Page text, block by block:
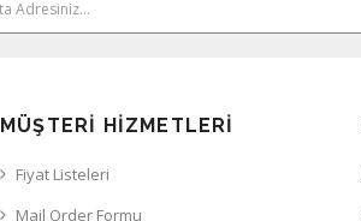
MÜŞTERI HIZMETLERI
Fiyat Listeleri
Mail Order Formu